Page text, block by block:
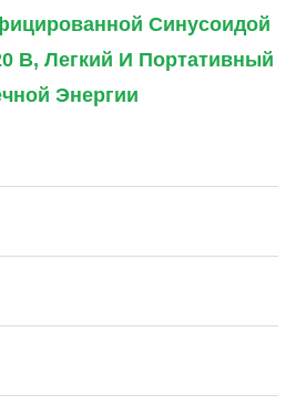
Синусоидой
В, Легкий И Портативный
Энергии